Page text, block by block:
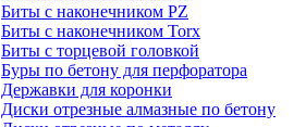
Биты с наконечником PZ
Биты с наконечником Torx
Биты с торцевой головкой
Буры по бетону для перфоратора
Державки для коронки
Диски отрезные алмазные по бетону